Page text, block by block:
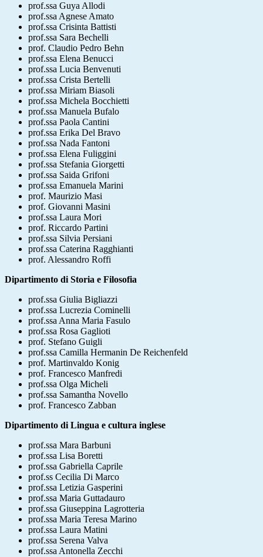
prof.ssa Guya Allodi
prof.ssa Agnese Amato
prof.ssa Crisinta Battisti
prof.ssa Sara Bechelli
prof. Claudio Pedro Behn
prof.ssa Elena Benucci
prof.ssa Lucia Benvenuti
prof.ssa Crista Bertelli
prof.ssa Miriam Biasoli
prof.ssa Michela Bocchietti
prof.ssa Manuela Bufalo
prof.ssa Paola Cantini
prof.ssa Erika Del Bravo
prof.ssa Nada Fantoni
prof.ssa Elena Fuliggini
prof.ssa Stefania Giorgetti
prof.ssa Saida Grifoni
prof.ssa Emanuela Marini
prof. Maurizio Masi
prof. Giovanni Masini
prof.ssa Laura Mori
prof. Riccardo Partini
prof.ssa Silvia Persiani
prof.ssa Caterina Ragghianti
prof. Alessandro Roffi
Dipartimento di Storia e Filosofia
prof.ssa Giulia Bigliazzi
prof.ssa Lucrezia Cominelli
prof.ssa Anna Maria Fasulo
prof.ssa Rosa Gaglioti
prof. Stefano Guigli
prof.ssa Camilla Hermanin De Reichenfeld
prof. Martinvaldo Konig
prof. Francesco Manfredi
prof.ssa Olga Micheli
prof.ssa Samantha Novello
prof. Francesco Zabban
Dipartimento di Lingua e cultura inglese
prof.ssa Mara Barbuni
prof.ssa Lisa Boretti
prof.ssa Gabriella Caprile
prof.ss Cecilia Di Marco
prof.ssa Letizia Gasperini
prof.ssa Maria Guttadauro
prof.ssa Giuseppina Lagrotteria
prof.ssa Maria Teresa Marino
prof.ssa Laura Matini
prof.ssa Serena Valva
prof.ssa Antonella Zecchi